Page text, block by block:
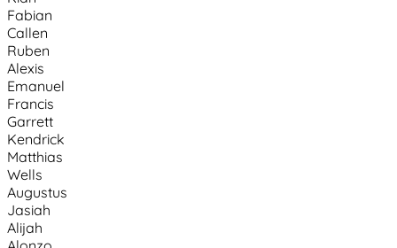
Fabian
Callen
Ruben
Alexis
Emanuel
Francis
Garrett
Kendrick
Matthias
Wells
Augustus
Jasiah
Alijah